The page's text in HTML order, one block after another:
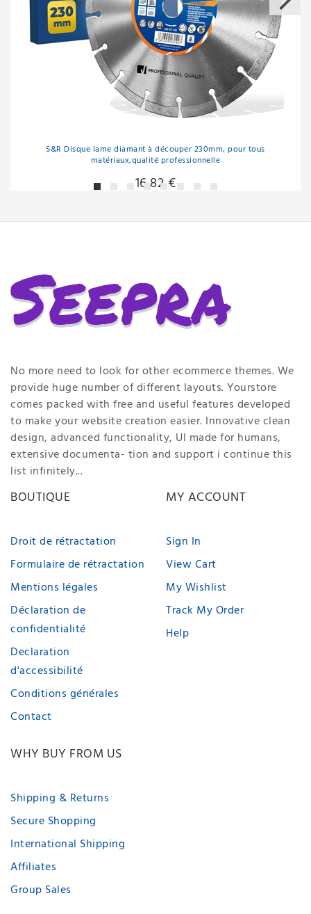
S&R Disque lame diamant à découper 230mm, pour tous
matériaux,qualité professionnelle
16,82 €
No more need to look for other ecommerce themes. We
provide huge number of different layouts. Yourstore
comes packed with free and useful features developed
to make your website creation easier. Innovative clean
design, advanced functionality, UI made for humans,
extensive documenta- tion and support i continue this
list infinitely...
BOUTIQUE
Droit de rétractation
Formulaire de rétractation
Mentions légales
Déclaration de
confidentialité
Declaration
d'accessibilité
Conditions générales
Contact
MY ACCOUNT
Sign In
View Cart
My Wishlist
Track My Order
Help
WHY BUY FROM US
Shipping & Returns
Secure Shopping
International Shipping
Affiliates
Group Sales